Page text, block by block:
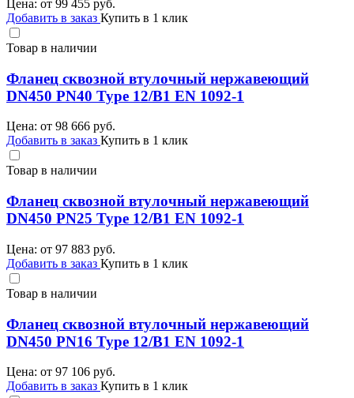
Цена: от 99 455 руб.
Добавить в заказ Купить в 1 клик
Товар в наличии
Фланец сквозной втулочный нержавеющий
DN450 PN40 Type 12/B1 EN 1092-1
Цена: от 98 666 руб.
Добавить в заказ Купить в 1 клик
Товар в наличии
Фланец сквозной втулочный нержавеющий
DN450 PN25 Type 12/B1 EN 1092-1
Цена: от 97 883 руб.
Добавить в заказ Купить в 1 клик
Товар в наличии
Фланец сквозной втулочный нержавеющий
DN450 PN16 Type 12/B1 EN 1092-1
Цена: от 97 106 руб.
Добавить в заказ Купить в 1 клик